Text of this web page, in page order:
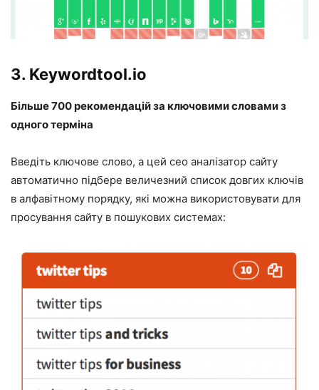
3. Keywordtool.io
Більше 700 рекомендацій за ключовими словами з
одного терміна
Введіть ключове слово, а цей сео аналізатор сайту
автоматично підбере величезний список довгих ключів
в алфавітному порядку, які можна використовувати для
просування сайту в пошукових системах: